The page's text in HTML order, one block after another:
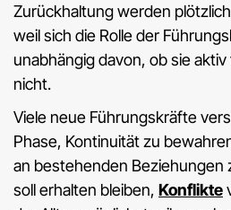
Zurückhaltung werden
weil sich die Rolle der
unabhängig davon, ob sie
nicht.
Viele neue Führungskräfte
Phase, Kontinuität zu
an bestehenden Beziehungen
soll erhalten bleiben, Konflikte